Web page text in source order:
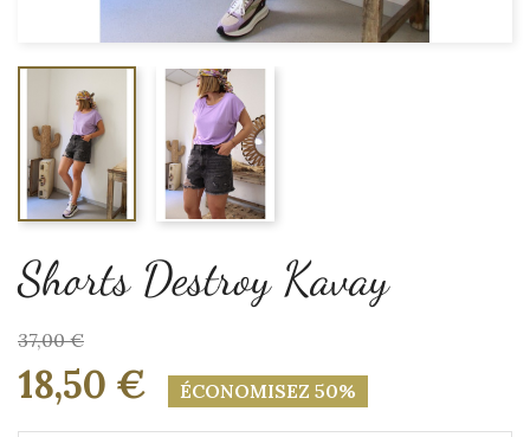
Shorts Destroy Kavay
37,00 €
18,50 € ÉCONOMISEZ 50%